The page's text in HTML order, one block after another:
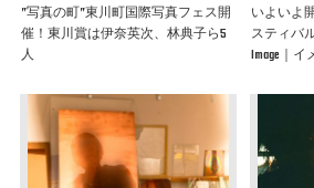
”写真の町”東川町国際写真フェス開
催！東川賞は伊奈英次、林典子ら5
人
いよいよ
スティバル
Image｜イ